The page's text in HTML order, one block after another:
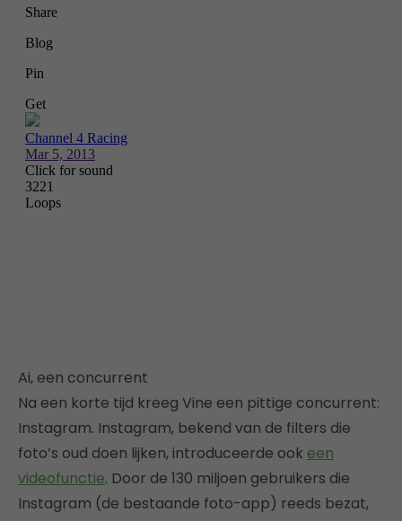
Ai, een concurrent
Na een korte tijd kreeg Vine een pittige concurrent:
Instagram. Instagram, bekend van de filters die
foto’s oud doen lijken, introduceerde ook een
videofunctie. Door de 130 miljoen gebruikers die
Instagram (de bestaande foto-app) reeds bezat,